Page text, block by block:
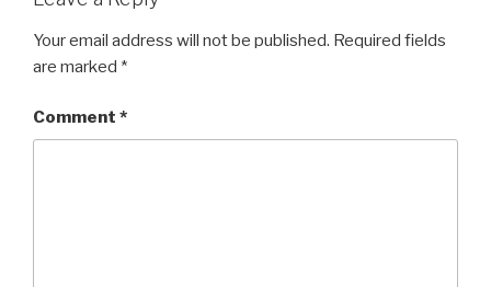
Your email address will not be published. Required fields
are marked *
Comment *